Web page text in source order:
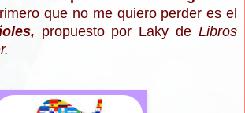
meroque no me quiero perder es el
s, propuesto por Laky de Libros